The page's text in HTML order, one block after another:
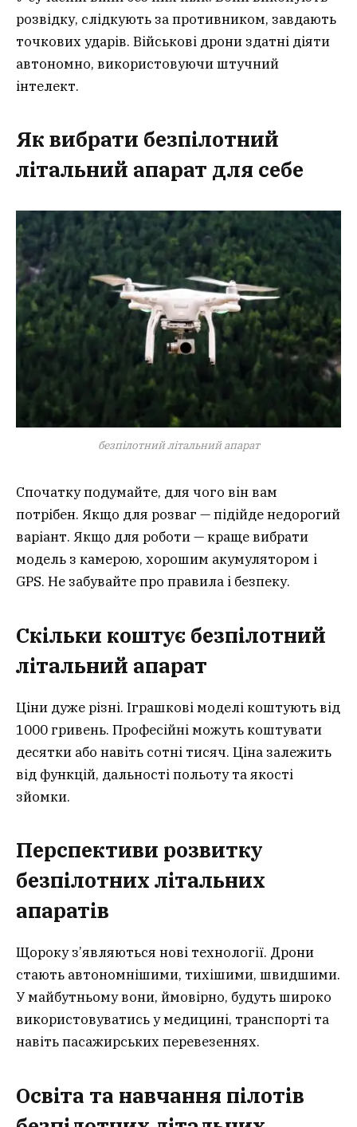
розвідку, слідкують за противником, завдають
точкових ударів. Військові дрони здатні діяти
автономно, використовуючи штучний
інтелект.
Як вибрати безпілотний
літальний апарат для себе
безпілотний літальний апарат
Спочатку подумайте, для чого він вам
потрібен. Якщо для розваг — підійде недорогий
варіант. Якщо для роботи — краще вибрати
модель з камерою, хорошим акумулятором і
GPS. Не забувайте про правила і безпеку.
Скільки коштує безпілотний
літальний апарат
Ціни дуже різні. Іграшкові моделі коштують від
1000 гривень. Професійні можуть коштувати
десятки або навіть сотні тисяч. Ціна залежить
від функцій, дальності польоту та якості
зйомки.
Перспективи розвитку
безпілотних літальних
апаратів
Щороку з’являються нові технології. Дрони
стають автономнішими, тихішими, швидшими.
У майбутньому вони, ймовірно, будуть широко
використовуватись у медицині, транспорті та
навіть пасажирських перевезеннях.
Освіта та навчання пілотів